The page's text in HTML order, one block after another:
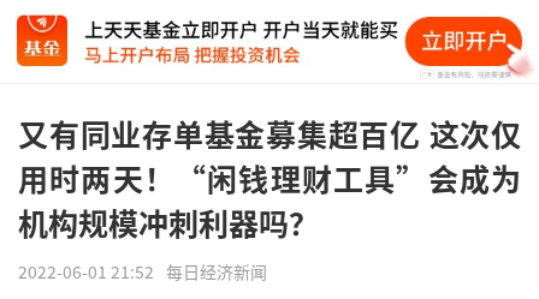
又有同业存单基金募集超百亿 这次仅
用时两天！“闲钱理财工具”会成为
机构规模冲刺利器吗？
2022-06-01 21:52 每日经济新闻